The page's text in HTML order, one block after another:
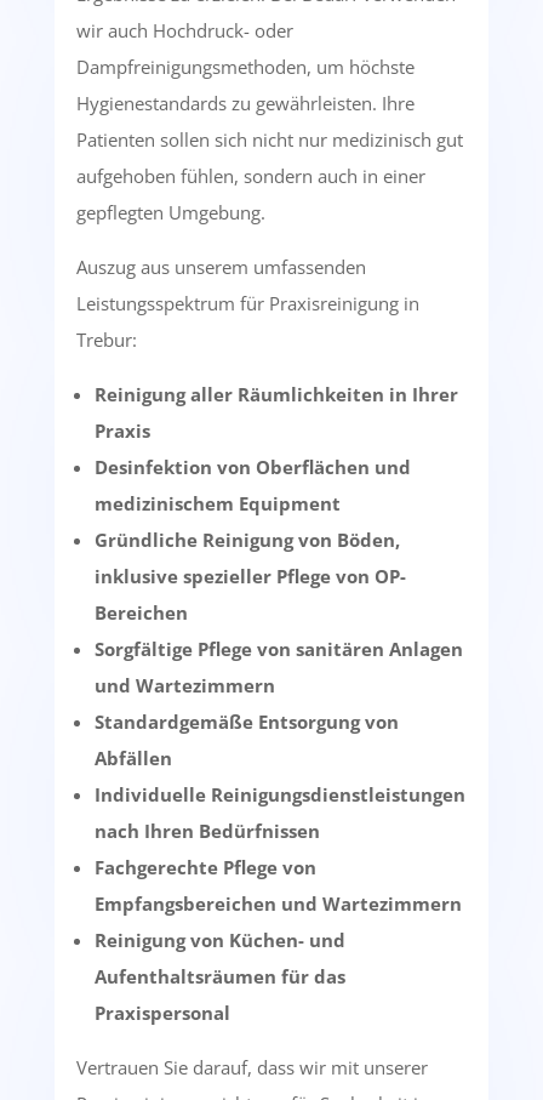
wir auch Hochdruck- oder
Dampfreinigungsmethoden, um höchste
Hygienestandards zu gewährleisten. Ihre
Patienten sollen sich nicht nur medizinisch gut
aufgehoben fühlen, sondern auch in einer
gepflegten Umgebung.
Auszug aus unserem umfassenden
Leistungsspektrum für Praxisreinigung in
Trebur:
Reinigung aller Räumlichkeiten in Ihrer
Praxis
Desinfektion von Oberflächen und
medizinischem Equipment
Gründliche Reinigung von Böden,
inklusive spezieller Pflege von OP-
Bereichen
Sorgfältige Pflege von sanitären Anlagen
und Wartezimmern
Standardgemäße Entsorgung von
Abfällen
Individuelle Reinigungsdienstleistungen
nach Ihren Bedürfnissen
Fachgerechte Pflege von
Empfangsbereichen und Wartezimmern
Reinigung von Küchen- und
Aufenthaltsräumen für das
Praxispersonal
Vertrauen Sie darauf, dass wir mit unserer